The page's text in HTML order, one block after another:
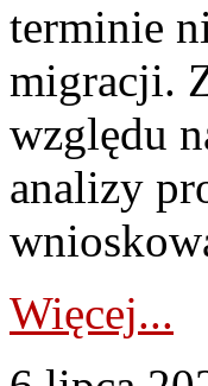
terminie
migracji.
względu
analizy
Więcej...